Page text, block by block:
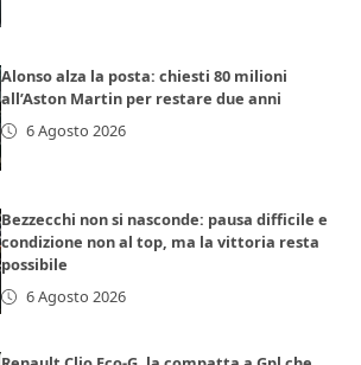
Alonso alza la posta: chiesti 80 milioni
all’Aston Martin per restare due anni
6 Agosto 2026
Bezzecchi non si nasconde: pausa difficile e
condizione non al top, ma la vittoria resta
possibile
6 Agosto 2026